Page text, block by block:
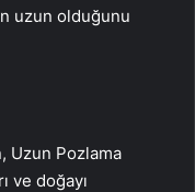
uzun olduğunu
Uzun Pozlama
ve doğayı